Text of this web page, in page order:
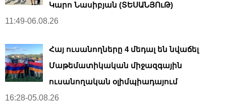
Կարո Նասիբյան (ՏԵՍԱՆՅՈւԹ)
11:49-06.08.26
Հայ ուսանողները 4 մեդալ են նվաճել
Մաթեմատիկական միջազգային
ուսանողական օլիմպիադայում
16:28-05.08.26